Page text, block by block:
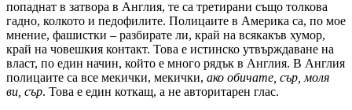
попаднат в затвора в Англия, те са третирани също толкова
гадно, колкото и педофилите. Полицаите в Америка са, по мое
мнение, фашистки – разбирате ли, край на всякакъв хумор,
край на човешкия контакт. Това е истинско утвърждаване на
власт, по един начин, който е много рядък в Англия. В Англия
полицаите са все мекички, мекички, ако обичате, сър, моля
ви, сър. Това е един коткащ, а не авторитарен глас.